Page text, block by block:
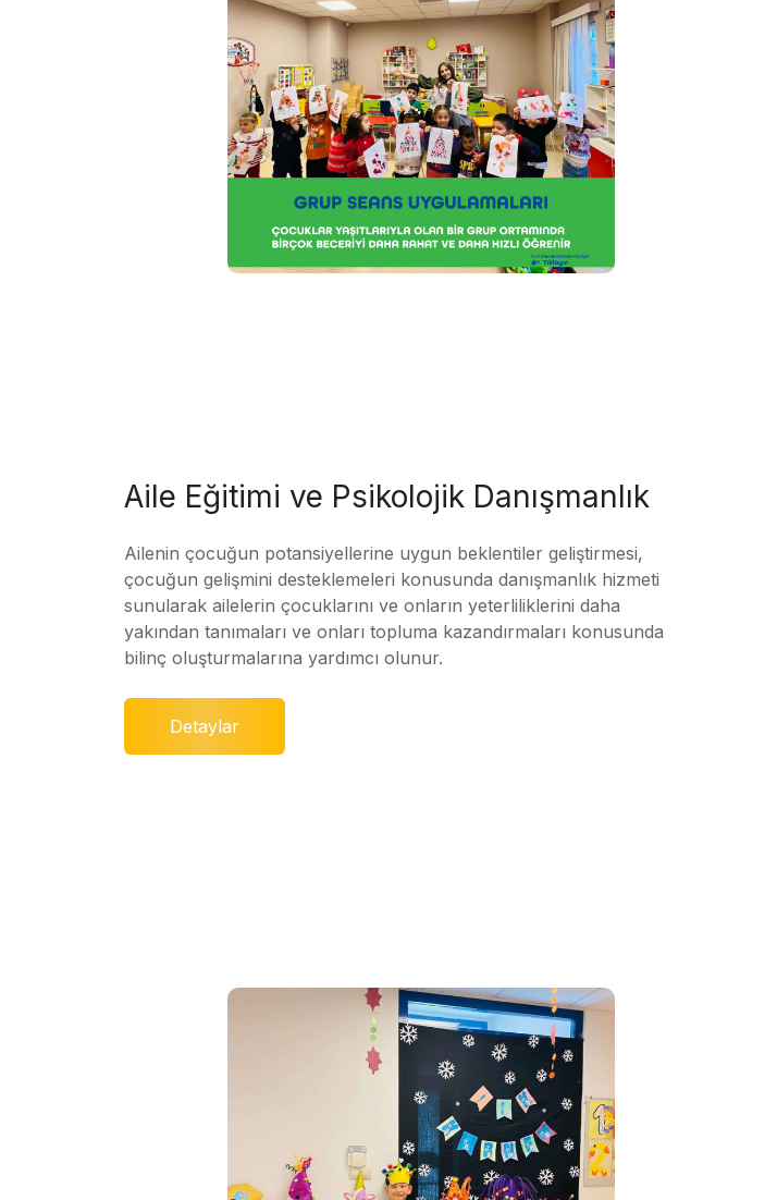
Aile Eğitimi ve Psikolojik Danışmanlık
Ailenin çocuğun potansiyellerine uygun beklentiler geliştirmesi,
çocuğun gelişmini desteklemeleri konusunda danışmanlık hizmeti
sunularak ailelerin çocuklarını ve onların yeterliliklerini daha
yakından tanımaları ve onları topluma kazandırmaları konusunda
bilinç oluşturmalarına yardımcı olunur.
Detaylar